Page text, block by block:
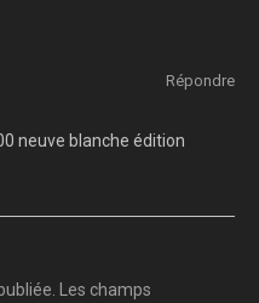
Répondre
neuve blanche édition
Les champs